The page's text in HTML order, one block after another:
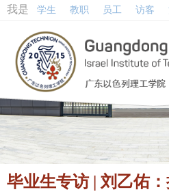
我是 学生 教职 员工 访客
毕业生专访 | 刘乙佑